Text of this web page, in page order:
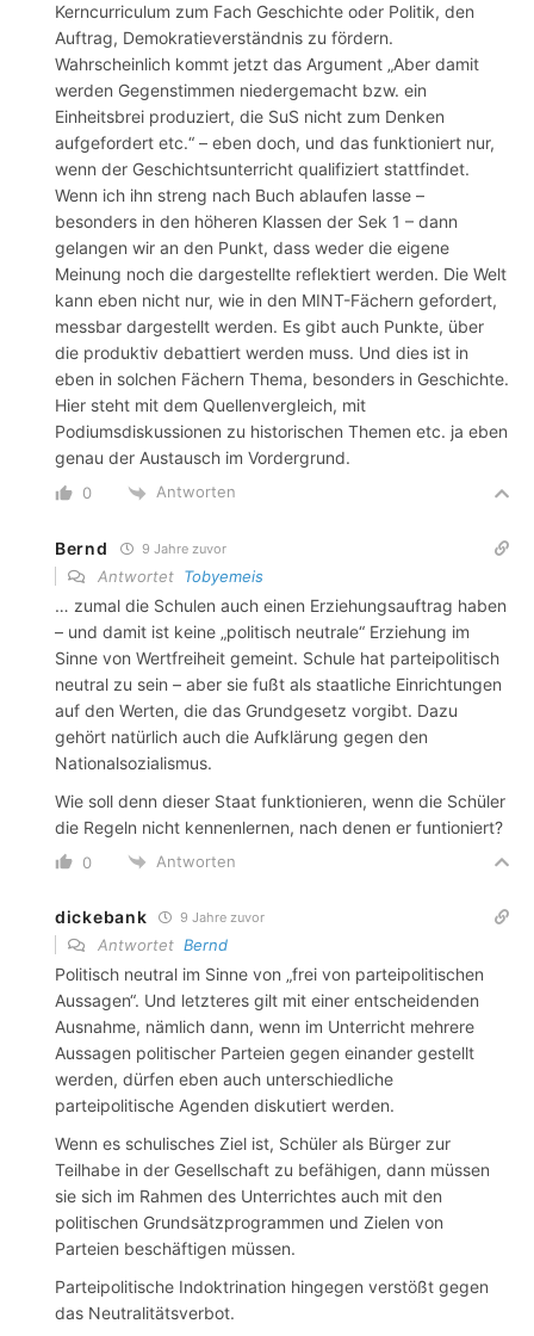
Kerncurriculum zum Fach Geschichte oder Politik, den
Auftrag, Demokratieverständnis zu fördern.
Wahrscheinlich kommt jetzt das Argument „Aber damit
werden Gegenstimmen niedergemacht bzw. ein
Einheitsbrei produziert, die SuS nicht zum Denken
aufgefordert etc.“ – eben doch, und das funktioniert nur,
wenn der Geschichtsunterricht qualifiziert stattfindet.
Wenn ich ihn streng nach Buch ablaufen lasse –
besonders in den höheren Klassen der Sek 1 – dann
gelangen wir an den Punkt, dass weder die eigene
Meinung noch die dargestellte reflektiert werden. Die Welt
kann eben nicht nur, wie in den MINT-Fächern gefordert,
messbar dargestellt werden. Es gibt auch Punkte, über
die produktiv debattiert werden muss. Und dies ist in
eben in solchen Fächern Thema, besonders in Geschichte.
Hier steht mit dem Quellenvergleich, mit
Podiumsdiskussionen zu historischen Themen etc. ja eben
genau der Austausch im Vordergrund.
0 Antworten
Bernd 9 Jahre zuvor
Antwortet Tobyemeis
… zumal die Schulen auch einen Erziehungsauftrag haben
– und damit ist keine „politisch neutrale“ Erziehung im
Sinne von Wertfreiheit gemeint. Schule hat parteipolitisch
neutral zu sein – aber sie fußt als staatliche Einrichtungen
auf den Werten, die das Grundgesetz vorgibt. Dazu
gehört natürlich auch die Aufklärung gegen den
Nationalsozialismus.
Wie soll denn dieser Staat funktionieren, wenn die Schüler
die Regeln nicht kennenlernen, nach denen er funtioniert?
0 Antworten
dickebank 9 Jahre zuvor
Antwortet Bernd
Politisch neutral im Sinne von „frei von parteipolitischen
Aussagen“. Und letzteres gilt mit einer entscheidenden
Ausnahme, nämlich dann, wenn im Unterricht mehrere
Aussagen politischer Parteien gegen einander gestellt
werden, dürfen eben auch unterschiedliche
parteipolitische Agenden diskutiert werden.
Wenn es schulisches Ziel ist, Schüler als Bürger zur
Teilhabe in der Gesellschaft zu befähigen, dann müssen
sie sich im Rahmen des Unterrichtes auch mit den
politischen Grundsätzprogrammen und Zielen von
Parteien beschäftigen müssen.
Parteipolitische Indoktrination hingegen verstößt gegen
das Neutralitätsverbot.